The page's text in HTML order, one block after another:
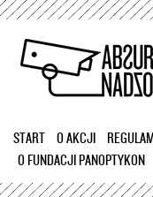
START O AKCJI
O FUNDACJI PANOPTYKON